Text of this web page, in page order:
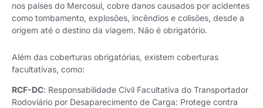
nos países do Mercosul, cobre danos causados por acidentes
como tombamento, explosões, incêndios e colisões, desde a
origem até o destino da viagem. Não é obrigatório.
Além das coberturas obrigatórias, existem coberturas
facultativas, como:
RCF-DC: Responsabilidade Civil Facultativa do Transportador
Rodoviário por Desaparecimento de Carga: Protege contra